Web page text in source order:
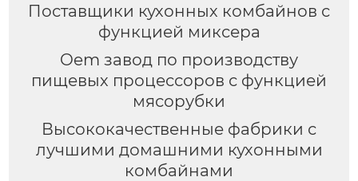
Поставщики кухонных комбайнов с
функцией миксера
Oem завод по производству
пищевых процессоров с функцией
мясорубки
Высококачественные фабрики с
лучшими домашними кухонными
комбайнами